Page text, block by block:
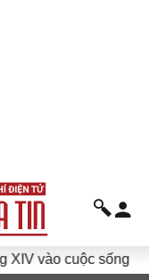
cuộc sống